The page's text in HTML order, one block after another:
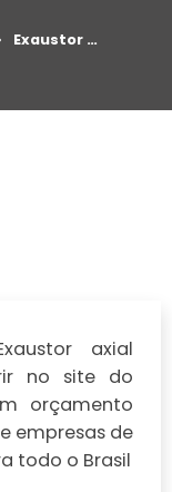
Exaustor axial 125mm
axial
no site do
orçamento
empresas de
todo o Brasil